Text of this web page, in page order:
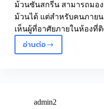
ม้วนซันสกรีน สามารถมอ
ม้วนได้ แต่สำหรับคนภาย
เห็นผู้ที่อาศัยภายในห้องที่
อ่านต่อ
ม่าน
admin2